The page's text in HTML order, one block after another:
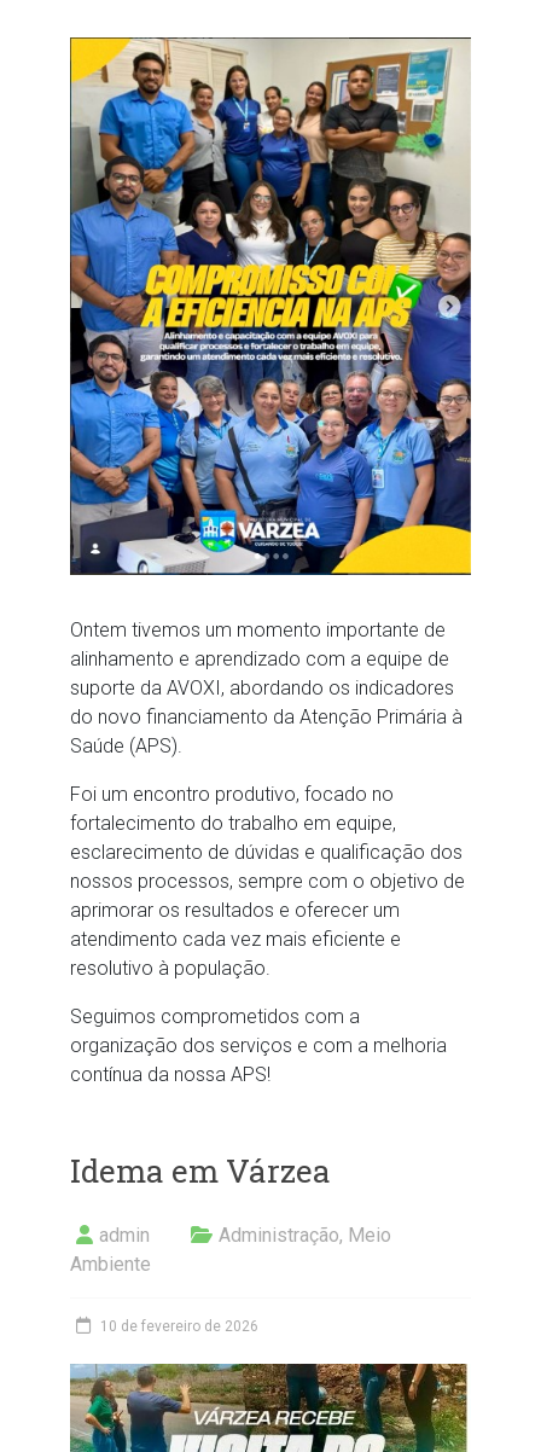
Ontem tivemos um momento importante de
alinhamento e aprendizado com a equipe de
suporte da AVOXI, abordando os indicadores
do novo financiamento da Atenção Primária à
Saúde (APS).
Foi um encontro produtivo, focado no
fortalecimento do trabalho em equipe,
esclarecimento de dúvidas e qualificação dos
nossos processos, sempre com o objetivo de
aprimorar os resultados e oferecer um
atendimento cada vez mais eficiente e
resolutivo à população.
Seguimos comprometidos com a
organização dos serviços e com a melhoria
contínua da nossa APS!
Idema em Várzea
admin Administração, Meio
Ambiente
10 de fevereiro de 2026